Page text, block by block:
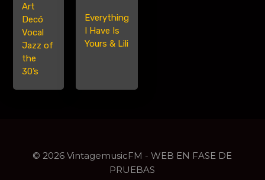
Art
Decó
Vocal
Jazz of
the
30’s
Everything
I Have Is
Yours & Lili
© 2026 VintagemusicFM - WEB EN FASE DE
PRUEBAS